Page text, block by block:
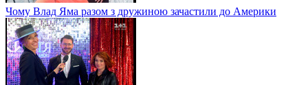
Чому Влад Яма разом з дружиною зачастили до Америки